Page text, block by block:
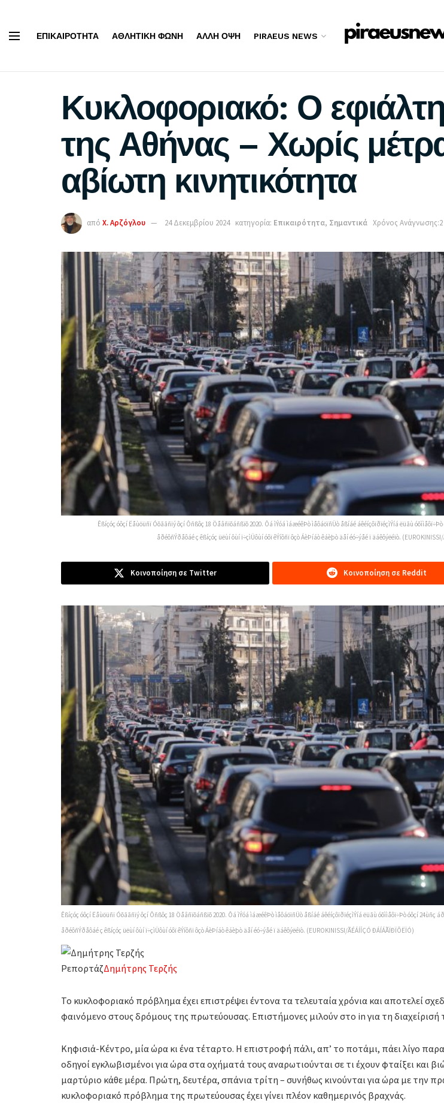
ΕΠΙΚΑΙΡΌΤΗΤΑ ΑΘΛΗΤΙΚΉ ΦΩΝΉ ΆΛΛΗ ΌΨΗ PIRAEUS NEWS
Κυκλοφοριακό: Ο
της Αθήνας – Χωρίς
αβίωτη κινητικότητα
από Χ. Αρζόγλου 24 Δεκεμβρίου 2024 κατηγορία: Επικαιρότητα, Σημαντικά Χρόνος
Êßíçóç óôçí Ëåùöüñï Óõããñïý ôçí Ôñßôç 18 Öåâñïõáñßïõ 2020. Ôá ìÝóá ìáæéêÞò ìåôáöïñÜò åßíáé áêéíçôïðïéçìÝíá ëüãù
åðéôñÝðåôáé ç êßíçóç üëùí ôùí ï÷çìÜôùí óôï êÝíôñï ôçò ÁèÞíáò êáèþò äåí éó÷ýåé ï äáêôýëéïò.
Κοινοποίηση σε Twitter Κοινοποίηση σε Reddit
Êßíçóç óôçí Ëåùöüñï Óõããñïý ôçí Ôñßôç 18 Öåâñïõáñßïõ 2020. Ôá ìÝóá ìáæéêÞò ìåôáöïñÜò åßíáé áêéíçôïðïéçìÝíá ëüãù óõììåôï÷Þò óôçí 24ùñç
åðéôñÝðåôáé ç êßíçóç üëùí ôùí ï÷çìÜôùí óôï êÝíôñï ôçò ÁèÞíáò êáèþò äåí éó÷ýåé ï äáêôýëéïò. (EUROKINISSI/ÃÉÁÍÍÇÓ ÐÁÍÁÃÏÐÏÕËÏÓ)
ΡεπορτάζΔημήτρης Τερζής
Το κυκλοφοριακό πρόβλημα έχει επιστρέψει έντονα τα τελευταία χρόνια και αποτελεί
φαινόμενο στους δρόμους της πρωτεύουσας. Επιστήμονες μιλούν στο in για τη διαχείρισή
Κηφισιά-Κέντρο, μία ώρα κι ένα τέταρτο. Η επιστροφή πάλι, απ’ το ποτάμι, πάει λίγο
οδηγοί εγκλωβισμένοι για ώρα στα οχήματά τους αναρωτιούνται σε τι έχουν φταίξει και
μαρτύριο κάθε μέρα. Πρώτη, δευτέρα, σπάνια τρίτη – συνήθως κινούνται για ώρα με την
κυκλοφοριακό πρόβλημα της πρωτεύουσας έχει γίνει πλέον καθημερινός βραχνάς.